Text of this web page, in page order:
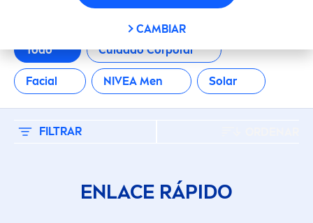
CAMBIAR
Todo Cuidado Corporal
Facial NIVEA Men Solar
FILTRAR
Solar
TIPO DE PRODUCTO
Afeitado
Cremas Corporales
ENLACE RÁPIDO